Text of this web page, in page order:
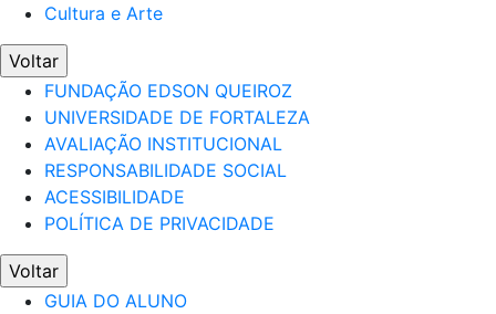
Cultura e Arte
Voltar
FUNDAÇÃO EDSON QUEIROZ
UNIVERSIDADE DE FORTALEZA
AVALIAÇÃO INSTITUCIONAL
RESPONSABILIDADE SOCIAL
ACESSIBILIDADE
POLÍTICA DE PRIVACIDADE
Voltar
GUIA DO ALUNO